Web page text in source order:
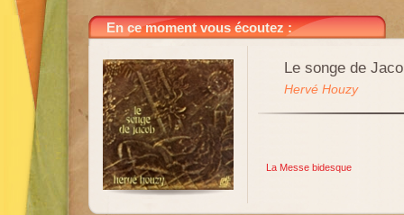
En ce moment vous écoutez :
Le songe de
Hervé Houzy
La Messe bidesque